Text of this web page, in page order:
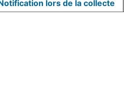
lors de la collecte